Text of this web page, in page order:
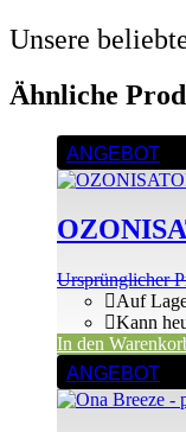
Unsere
Ähnliche
ANGEBOT
Ursprünglicher
Auf
Kann
In den
ANGEBOT